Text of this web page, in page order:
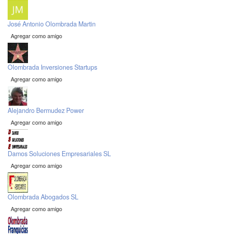
José Antonio Olombrada Martin
Agregar como amigo
Olombrada Inversiones Startups
Agregar como amigo
Alejandro Bermudez Power
Agregar como amigo
Damos Soluciones Empresariales SL
Agregar como amigo
Olombrada Abogados SL
Agregar como amigo